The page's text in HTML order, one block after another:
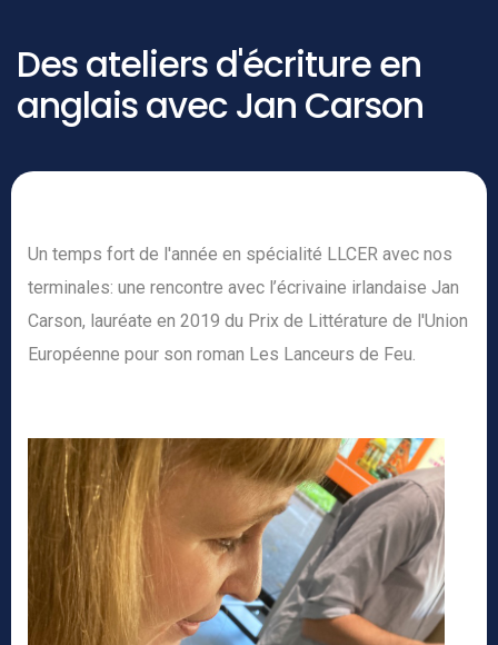
Des ateliers d'écriture en
anglais avec Jan Carson
Un temps fort de l'année en spécialité LLCER avec nos
terminales: une rencontre avec l’écrivaine irlandaise Jan
Carson, lauréate en 2019 du Prix de Littérature de l'Union
Européenne pour son roman Les Lanceurs de Feu.